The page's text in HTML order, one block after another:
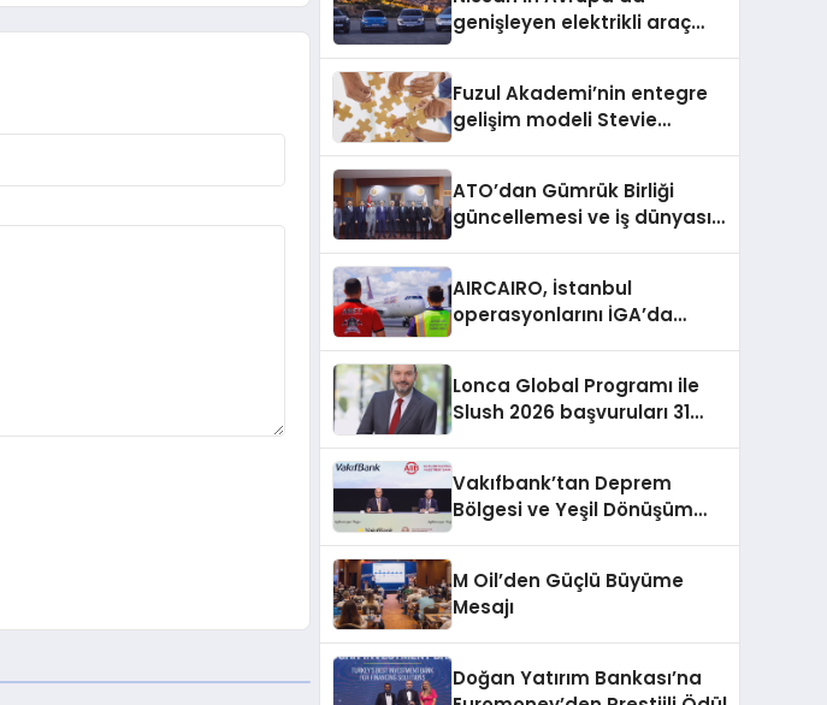
genişleyen elektrikli araç
Fuzul Akademi’nin entegre
gelişim modeli Stevie
ATO’dan Gümrük Birliği
güncellemesi ve iş dünyası
AIRCAIRO, İstanbul
operasyonlarını İGA’da
Lonca Global Programı ile
Slush 2026 başvuruları 31
Vakıfbank’tan Deprem
Bölgesi ve Yeşil Dönüşüm
M Oil’den Güçlü Büyüme
Mesajı
Doğan Yatırım Bankası’na